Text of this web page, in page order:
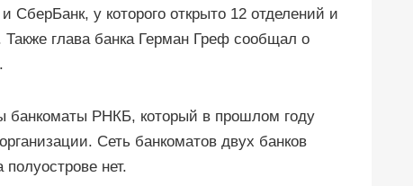
СберБанк, у которого открыто 12 отделений и
глава банка Герман Греф сообщал о
банкоматы РНКБ, который в прошлом году
Сеть банкоматов двух банков
нет.